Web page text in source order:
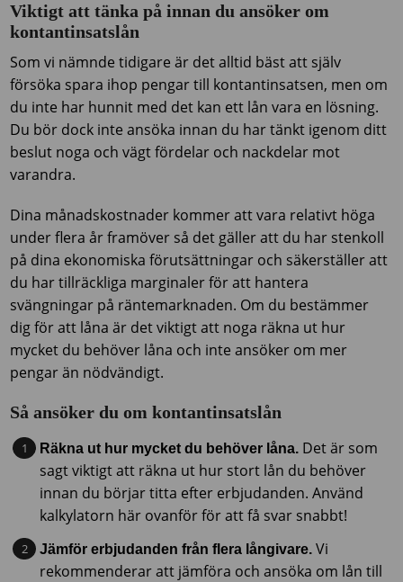
Viktigt att tänka på innan du ansöker om
kontantinsatslån
Som vi nämnde tidigare är det alltid bäst att själv
försöka spara ihop pengar till kontantinsatsen, men om
du inte har hunnit med det kan ett lån vara en lösning.
Du bör dock inte ansöka innan du har tänkt igenom ditt
beslut noga och vägt fördelar och nackdelar mot
varandra.
Dina månadskostnader kommer att vara relativt höga
under flera år framöver så det gäller att du har stenkoll
på dina ekonomiska förutsättningar och säkerställer att
du har tillräckliga marginaler för att hantera
svängningar på räntemarknaden. Om du bestämmer
dig för att låna är det viktigt att noga räkna ut hur
mycket du behöver låna och inte ansöker om mer
pengar än nödvändigt.
Så ansöker du om kontantinsatslån
Räkna ut hur mycket du behöver låna. Det är som
sagt viktigt att räkna ut hur stort lån du behöver
innan du börjar titta efter erbjudanden. Använd
kalkylatorn här ovanför för att få svar snabbt!
Jämför erbjudanden från flera långivare.Vi
rekommenderar att jämföra och ansöka om lån till